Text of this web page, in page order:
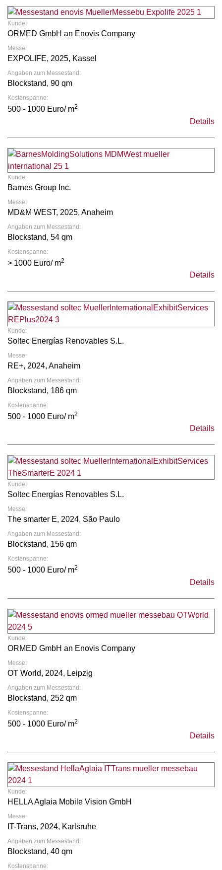
Kunde:
ORMED GmbH an Enovis Company
Messe:
EXPOLIFE, 2025, Kassel
Angaben zum Messestand:
Blockstand, 90 qm
Kostenspanne:
500 - 1000 Euro/ m2
Details
Kunde:
Barnes Group Inc.
Messe:
MD&M WEST, 2025, Anaheim
Angaben zum Messestand:
Blockstand, 54 qm
Kostenspanne:
> 1000 Euro/ m2
Details
Kunde:
Soltec Energías Renovables S.L.
Messe:
RE+, 2024, Anaheim
Angaben zum Messestand:
Blockstand, 186 qm
Kostenspanne:
500 - 1000 Euro/ m2
Details
Kunde:
Soltec Energías Renovables S.L.
Messe:
The smarter E, 2024, São Paulo
Angaben zum Messestand:
Blockstand, 156 qm
Kostenspanne:
500 - 1000 Euro/ m2
Details
Kunde:
ORMED GmbH an Enovis Company
Messe:
OT World, 2024, Leipzig
Angaben zum Messestand:
Blockstand, 252 qm
Kostenspanne:
500 - 1000 Euro/ m2
Details
Kunde:
HELLA Aglaia Mobile Vision GmbH
Messe:
IT-Trans, 2024, Karlsruhe
Angaben zum Messestand:
Blockstand, 40 qm
Kostenspanne: